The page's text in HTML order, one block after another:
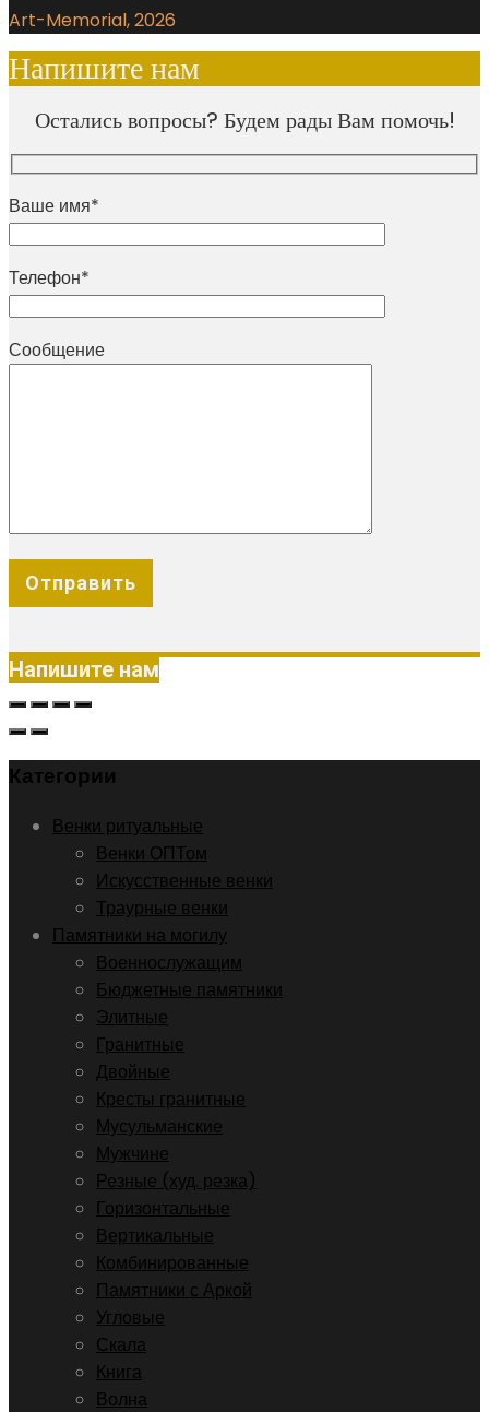
Art-Memorial, 2026
Напишите нам
Остались вопросы? Будем рады Вам помочь!
Ваше имя*
Телефон*
Сообщение
Напишите нам
Категории
Венки ритуальные
Венки ОПТом
Искусственные венки
Траурные венки
Памятники на могилу
Военнослужащим
Бюджетные памятники
Элитные
Гранитные
Двойные
Кресты гранитные
Мусульманские
Мужчине
Резные (худ. резка)
Горизонтальные
Вертикальные
Комбинированные
Памятники с Аркой
Угловые
Скала
Книга
Волна